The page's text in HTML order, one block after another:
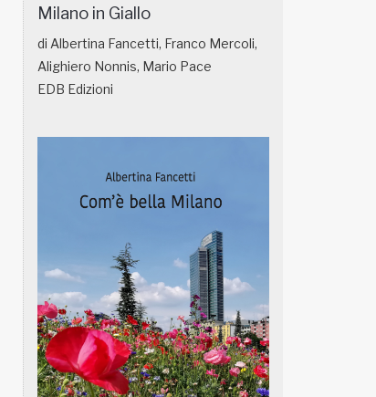
Milano in Giallo
di Albertina Fancetti, Franco Mercoli,
Alighiero Nonnis, Mario Pace
EDB Edizioni